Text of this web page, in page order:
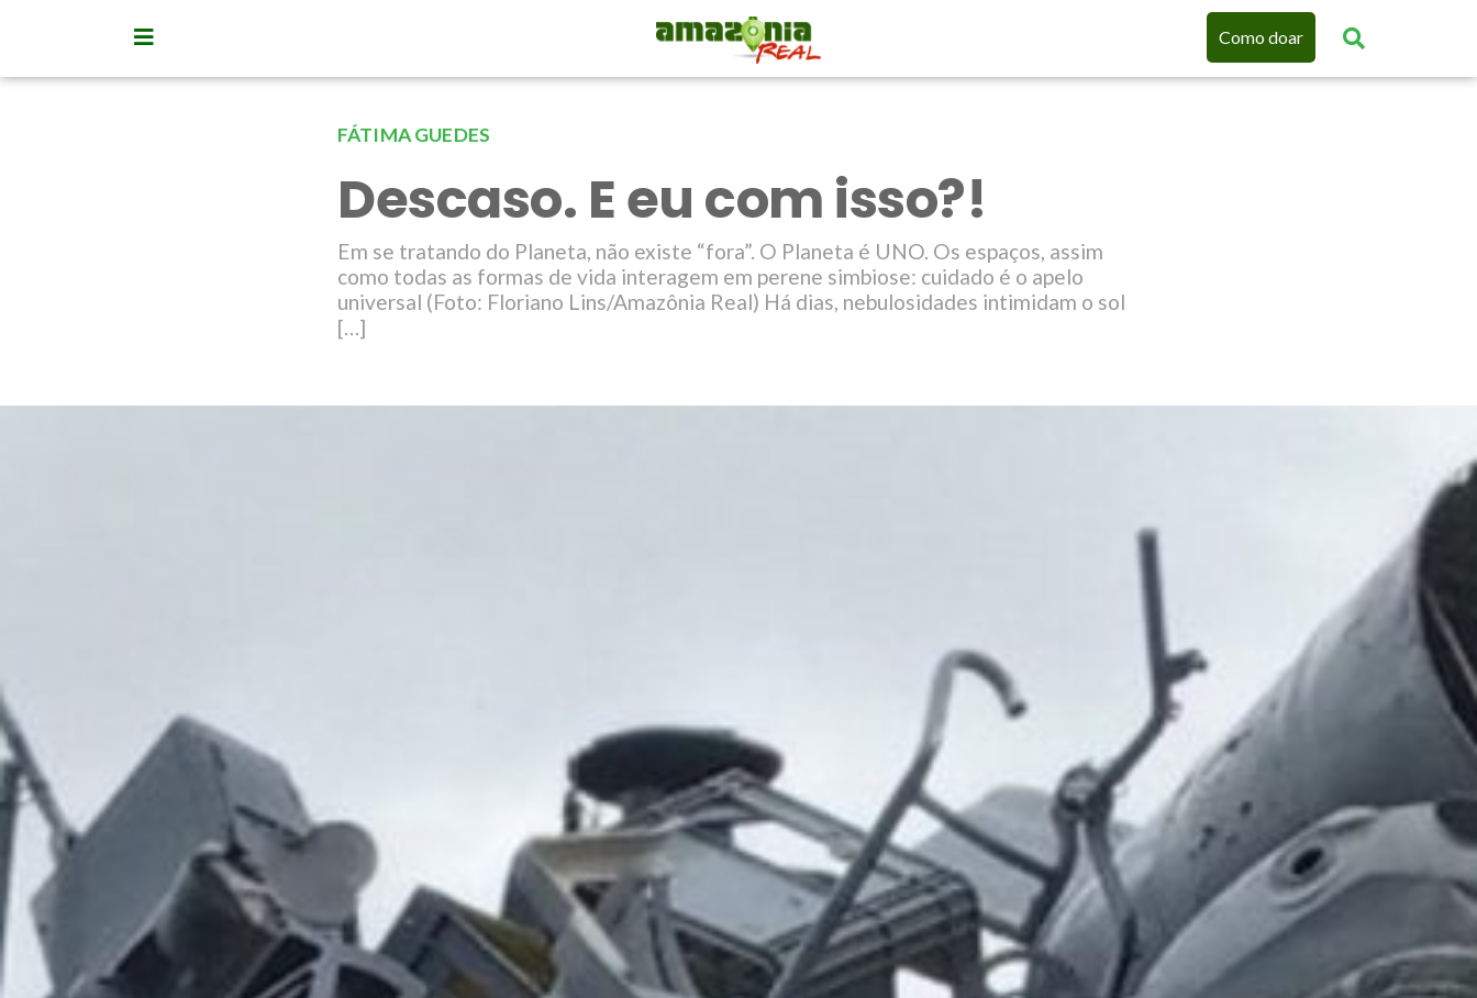
Como doar
FÁTIMA GUEDES
Descaso. E eu com isso?!
Em se tratando do Planeta, não existe “fora”. O Planeta é UNO. Os espaços, assim
como todas as formas de vida interagem em perene simbiose: cuidado é o apelo
universal (Foto: Floriano Lins/Amazônia Real) Há dias, nebulosidades intimidam o sol
[…]